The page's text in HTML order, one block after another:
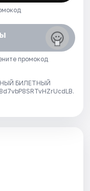
промокод
БИЛЕТНЫЙ